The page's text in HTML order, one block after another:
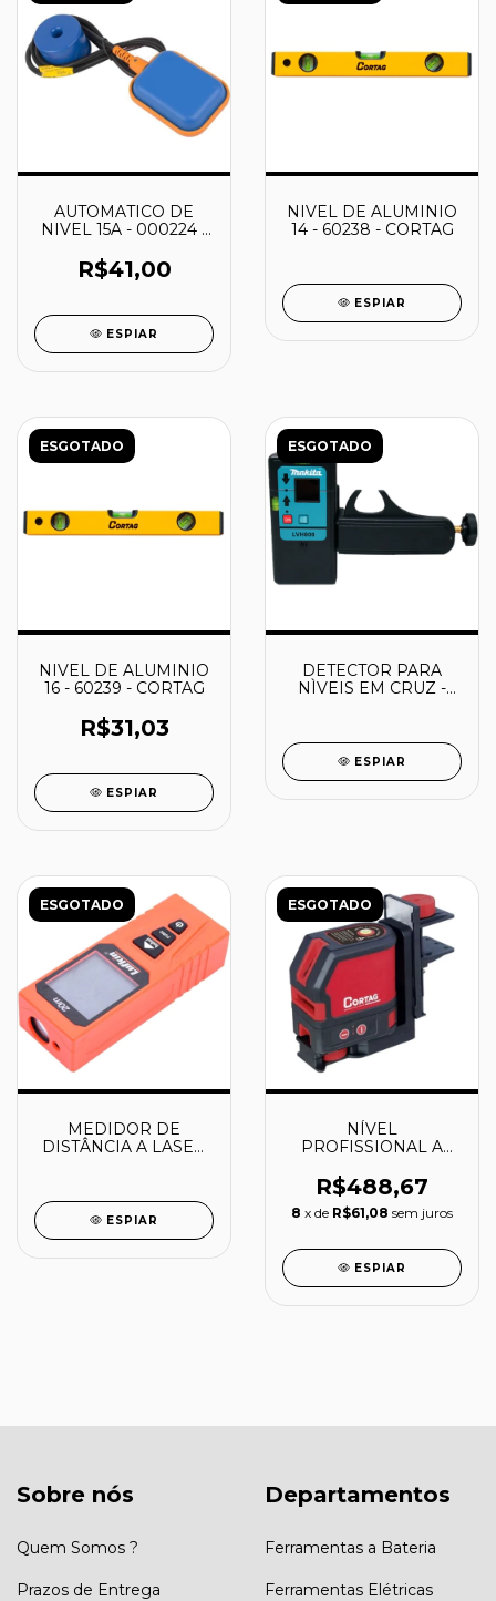
AUTOMATICO DE
NIVEL 15A - 000224 -
R$41,00
ESPIAR
NIVEL DE ALUMINIO
14 - 60238 - CORTAG
ESPIAR
ESGOTADO
NIVEL DE ALUMINIO
16 - 60239 - CORTAG
R$31,03
ESPIAR
ESGOTADO
DETECTOR PARA
NÌVEIS EM CRUZ -
ESPIAR
ESGOTADO
MEDIDOR DE
DISTÂNCIA A LASER
ESPIAR
ESGOTADO
NÍVEL
PROFISSIONAL A
CORTAG
R$488,67
8 x de R$61,08 sem juros
ESPIAR
Sobre nós
Quem Somos ?
Prazos de Entrega
Departamentos
Ferramentas a Bateria
Ferramentas Elétricas